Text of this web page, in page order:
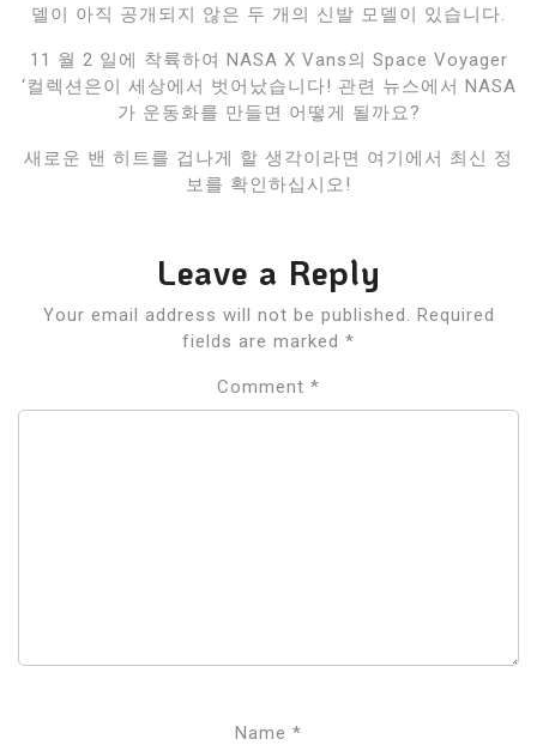
델이 아직 공개되지 않은 두 개의 신발 모델이 있습니다.
11 월 2 일에 착륙하여 NASA X Vans의 Space Voyager
‘컬렉션은이 세상에서 벗어났습니다! 관련 뉴스에서 NASA
가 운동화를 만들면 어떻게 될까요?
새로운 밴 히트를 겁나게 할 생각이라면 여기에서 최신 정
보를 확인하십시오!
Leave a Reply
Your email address will not be published.
Required
fields are marked *
Comment *
Name *